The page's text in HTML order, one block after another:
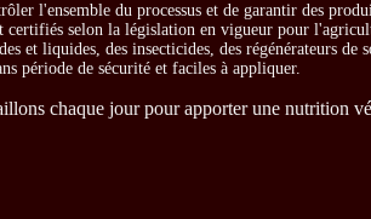
l'ensemble du processus et de garantir des
selon la législation en vigueur pour
et liquides, des insecticides, des régénérateurs de
période de sécurité et faciles à appliquer.
chaque jour pour apporter une nutrition